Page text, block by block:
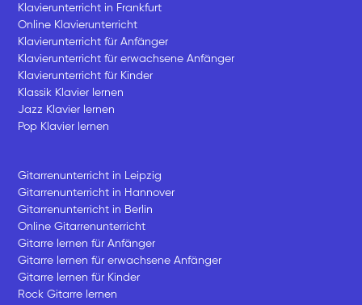
Klavierunterricht in Frankfurt
Online Klavierunterricht
Klavierunterricht für Anfänger
Klavierunterricht für erwachsene Anfänger
Klavierunterricht für Kinder
Klassik Klavier lernen
Jazz Klavier lernen
Pop Klavier lernen
Gitarrenunterricht in Leipzig
Gitarrenunterricht in Hannover
Gitarrenunterricht in Berlin
Online Gitarrenunterricht
Gitarre lernen für Anfänger
Gitarre lernen für erwachsene Anfänger
Gitarre lernen für Kinder
Rock Gitarre lernen